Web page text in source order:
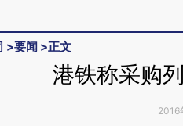
>要闻 >正文
港铁称采购
2016